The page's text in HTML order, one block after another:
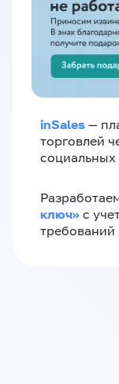
inSales —
торговлей
социальных
ключ»‎ с
требований